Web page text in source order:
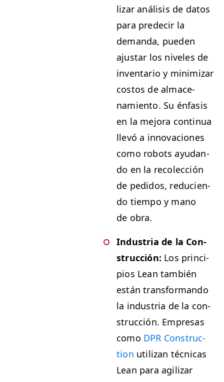
lizar análi­sis de datos
para pre­de­cir la
deman­da, pueden
ajus­tar los nive­les de
inven­tario y min­i­mizar
cos­tos de alma­ce­
namien­to. Su énfa­sis
en la mejo­ra con­tin­ua
llevó a inno­va­ciones
como robots ayu­dan­
do en la recolec­ción
de pedi­dos, reducien­
do tiem­po y mano
de obra.
Indus­tria de la Con­
struc­ción: Los prin­ci­
p­ios Lean tam­bién
están trans­for­man­do
la indus­tria de la con­
struc­ción. Empre­sas
como DPR Con­struc­
tion uti­lizan téc­ni­cas
Lean para agilizar